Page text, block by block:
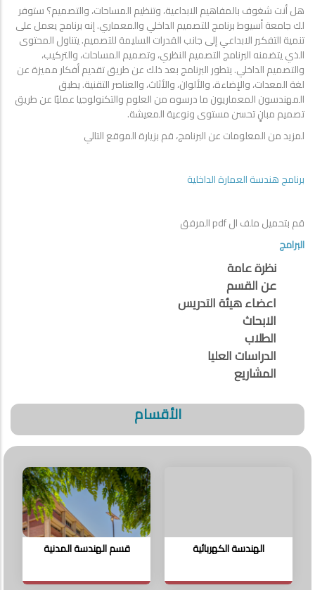
هل أنت شغوف بالمفاهيم الابداعية، وتنظيم المساحات، والتصميم؟ ستوفر
لك جامعة أسيوط برنامج للتصميم الداخلي والمعماري. إنه برنامج يعمل على
تنمية التفكير الابداعي إلى جانب القدرات السليمة للتصميم. يتناول المحتوى
الذي يتضمنه البرنامج التصميم النظري، وتصميم المساحات، والتركيب،
والتصميم الداخلي. يتطور البرنامج بعد ذلك عن طريق تقديم أفكار مميزة عن
لغة المعدات، والإضاءة، والألوان، والأثاث، والعناصر التقنية. يطبق
المهندسون المعماريون ما درسوه من العلوم والتكنولوجيا عمليًا عن طريق
تصميم مبانٍ تحسن مستوى ونوعية المعيشة.
لمزيد من المعلومات عن البرنامج، قم بزيارة الموقع التالي
برنامج هندسة العمارة الداخلية
قم بتحميل ملف ال pdf المرفق
البرامج
نظرة عامة
عن القسم
اعضاء هيئة التدريس
الابحاث
الطلاب
الدراسات العليا
المشاريع
الأقسام
الهندسة الكهربائية قسم الهندسة المدنية